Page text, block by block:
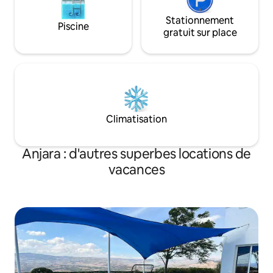
sources, de sentiers pédestres et de la
nature. Possibilité de réserver un autre
appartement à proximité pour des
Piscine
Stationnement
gratuit sur place
Climatisation
Anjara : d'autres superbes locations de
vacances